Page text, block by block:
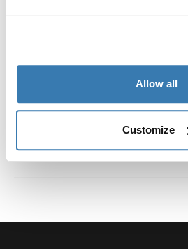
Allow all
Customize
Toggle guides and instructions